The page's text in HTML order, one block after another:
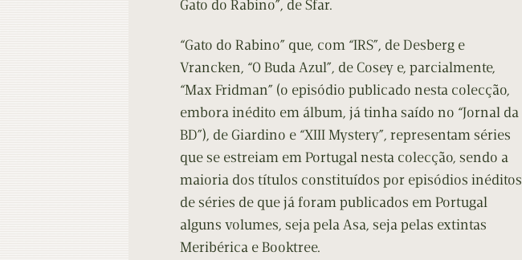
Gato do Rabino”, de Sfar.
“Gato do Rabino” que, com “IRS”, de Desberg e
Vrancken, “O Buda Azul”, de Cosey e, parcialmente,
“Max Fridman” (o episódio publicado nesta colecção,
embora inédito em álbum, já tinha saído no “Jornal da
BD”), de Giardino e “XIII Mystery”, representam séries
que se estreiam em Portugal nesta colecção, sendo a
maioria dos títulos constituídos por episódios inéditos
de séries de que já foram publicados em Portugal
alguns volumes, seja pela Asa, seja pelas extintas
Meribérica e Booktree.